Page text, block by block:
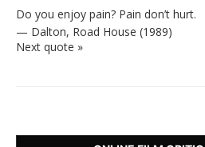
Do you enjoy pain? Pain don’t hurt.
— Dalton, Road House (1989)
Next quote »